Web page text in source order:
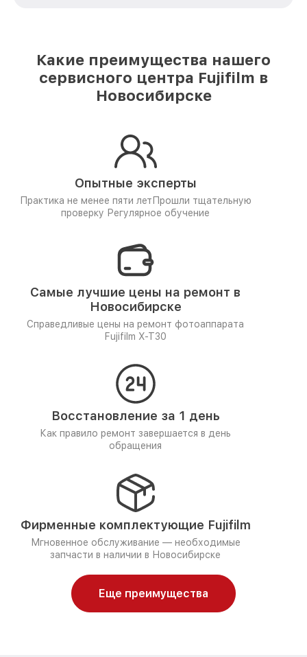
Какие преимущества нашего
сервисного центра Fujifilm в
Новосибирске
Опытные эксперты
Практика не менее пяти лет Прошли тщательную
проверку Регулярное обучение
Самые лучшие цены на ремонт в
Новосибирске
Справедливые цены на ремонт фотоаппарата
Fujifilm X-T30
Восстановление за 1 день
Как правило ремонт завершается в день
обращения
Фирменные комплектующие Fujifilm
Мгновенное обслуживание — необходимые
запчасти в наличии в Новосибирске
Еще преимущества